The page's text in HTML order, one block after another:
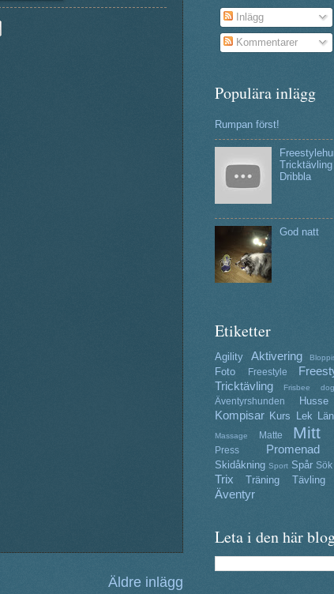
Äldre inlägg
Inlägg
Kommentarer
Populära inlägg
Rumpan först!
Dribbla
God natt
Etiketter
Agility Aktivering
Foto
Freestyle
Tricktävling
Frisbee dog
Äventyrshunden
Husse
Kompisar Kurs Lek
Massage Matte Mitt
Press Promenad
Skidåkning Sport Spår Sök
Trix Träning Tävling
Äventyr
Leta i den här